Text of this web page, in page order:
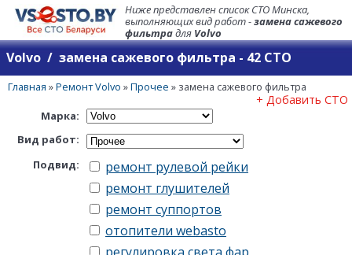
Ниже представлен список СТО Минска,
выполняющих вид работ -замена сажевого
фильтрадля Volvo
Volvo / замена сажевого фильтра - 42 СТО
Главная »Ремонт Volvo »Прочее » замена сажевого фильтра
+ Добавить СТО
Марка:
Вид работ:
Подвид:
ремонт рулевой рейки
ремонт глушителей
ремонт суппортов
отопители webasto